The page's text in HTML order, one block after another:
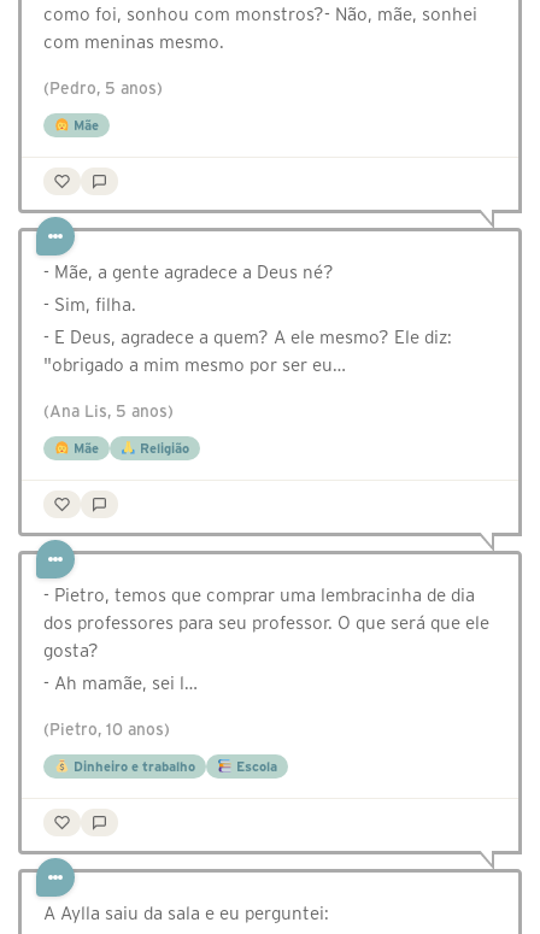
como foi, sonhou com monstros?- Não, mãe, sonhei
com meninas mesmo.
(Pedro, 5 anos)
Mãe
- Mãe, a gente agradece a Deus né?
- Sim, filha.
- E Deus, agradece a quem? A ele mesmo? Ele diz:
"obrigado a mim mesmo por ser eu…
(Ana Lis, 5 anos)
Mãe Religião
- Pietro, temos que comprar uma lembracinha de dia
dos professores para seu professor. O que será que ele
gosta?
- Ah mamãe, sei l…
(Pietro, 10 anos)
Dinheiro e trabalho Escola
A Aylla saiu da sala e eu perguntei: